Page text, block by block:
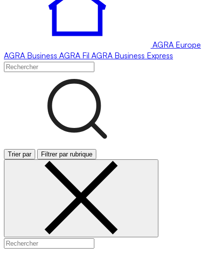
AGRA Europe
AGRA Business AGRA Fil AGRA Business Express
Trier par Filtrer par rubrique